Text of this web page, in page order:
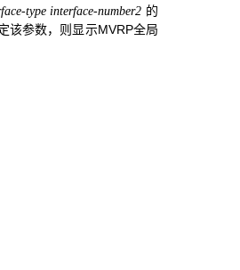
type interface-number2 的
该参数，则显示MVRP全局